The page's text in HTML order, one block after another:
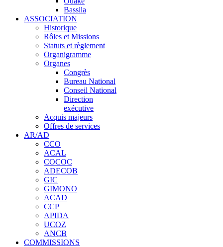
Bassila
ASSOCIATION
Historique
Rôles et Missions
Statuts et règlement
Organigramme
Organes
Congrès
Bureau National
Conseil National
Direction
exécutive
Acquis majeurs
Offres de services
AR/AD
CCO
ACAL
COCOC
ADECOB
GIC
GIMONO
ACAD
CCP
APIDA
UCOZ
ANCB
COMMISSIONS